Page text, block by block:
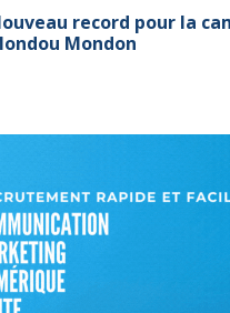
record pour la
Mondon